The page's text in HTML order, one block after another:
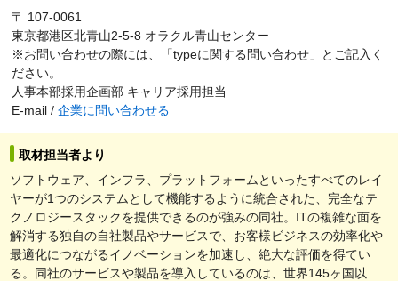
〒 107-0061
東京都港区北青山2-5-8 オラクル青山センター
※お問い合わせの際には、「typeに関する問い合わせ」とご記入く
ださい。
人事本部採用企画部 キャリア採用担当
E-mail / 企業に問い合わせる
取材担当者より
ソフトウェア、インフラ、プラットフォームといったすべてのレイ
ヤーが1つのシステムとして機能するように統合された、完全なテ
クノロジースタックを提供できるのが強みの同社。ITの複雑な面を
解消する独自の自社製品やサービスで、お客様ビジネスの効率化や
最適化につながるイノベーションを加速し、絶大な評価を得てい
る。同社のサービスや製品を導入しているのは、世界145ヶ国以